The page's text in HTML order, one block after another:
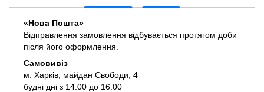
«Нова Пошта»
Відправлення замовлення відбувається протягом доби
після його оформлення.
Самовивіз
м. Харків, майдан Свободи, 4
будні дні з 14:00 до 16:00